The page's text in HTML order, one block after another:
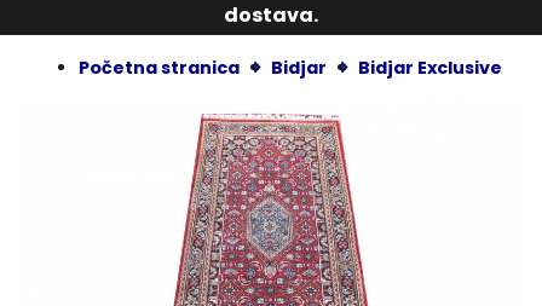
dostava.
Početna stranica Bidjar Bidjar Exclusive